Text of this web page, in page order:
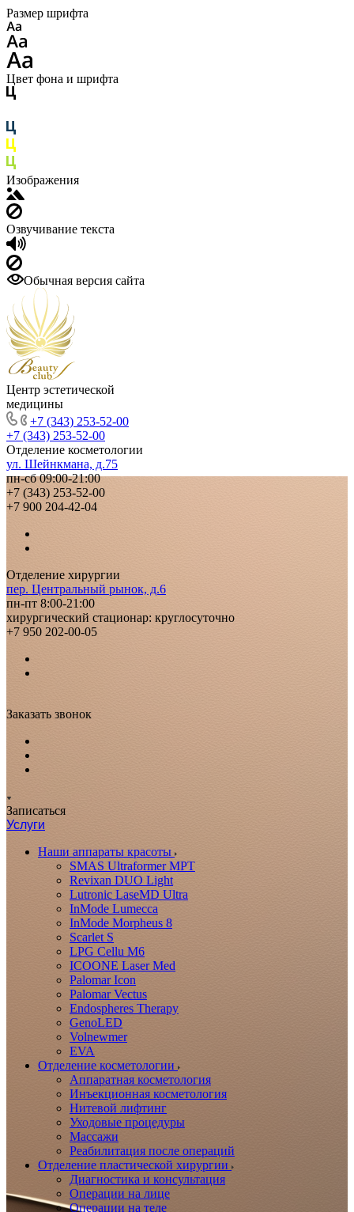
Размер шрифта
Цвет фона и шрифта
Изображения
Озвучивание текста
Обычная версия сайта
Центр эстетической
медицины
+7 (343) 253-52-00
+7 (343) 253-52-00
Отделение косметологии
ул. Шейнкмана, д.75
пн-сб 09:00-21:00
+7 (343) 253-52-00
+7 900 204-42-04
Отделение хирургии
пер. Центральный рынок, д.6
пн-пт 8:00-21:00
хирургический стационар: круглосуточно
+7 950 202-00-05
Заказать звонок
Записаться
Услуги
Наши аппараты красоты
SMAS Ultraformer MPT
Revixan DUO Light
Lutronic LaseMD Ultra
InMode Lumecca
InMode Morpheus 8
Scarlet S
LPG Cellu M6
ICOONE Laser Med
Palomar Icon
Palomar Vectus
Endospheres Therapy
GenoLED
Volnewmer
EVA
Отделение косметологии
Аппаратная косметология
Инъекционная косметология
Нитевой лифтинг
Уходовые процедуры
Массажи
Реабилитация после операций
Отделение пластической хирургии
Диагностика и консультация
Операции на лице
Операции на теле